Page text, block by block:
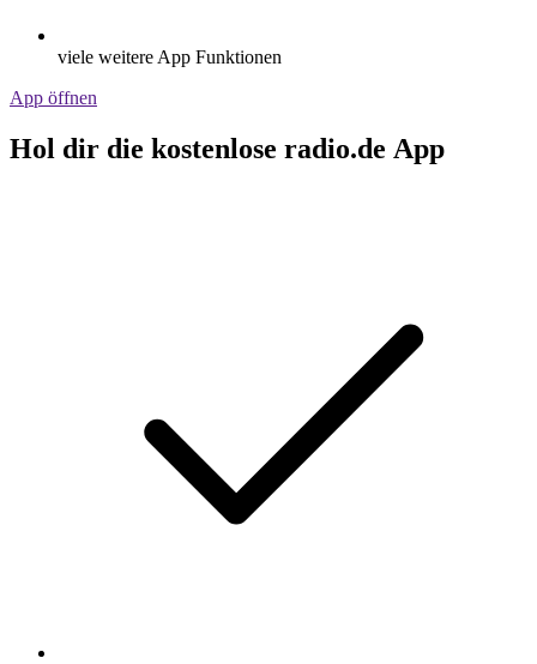
viele weitere App Funktionen
App öffnen
Hol dir die kostenlose radio.de App